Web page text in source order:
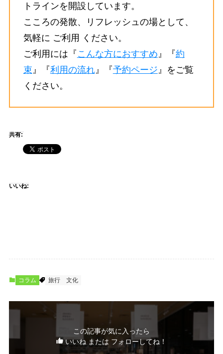
トラインを開設しています。
こころの発散、リフレッシュの場として、
気軽に ご利用 ください。
ご利用には『 こんな方におすすめ 』『約
束 』『利用の流れ』『予約ページ 』をご覧
ください。
共有:
いいね:
コラム 旅行 文化
この記事が気に入ったら
いいね または フォローしてね！